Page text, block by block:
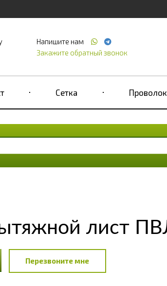
Напишите нам
Закажите обратный звонок
Сетка
лист
Перезвоните мне